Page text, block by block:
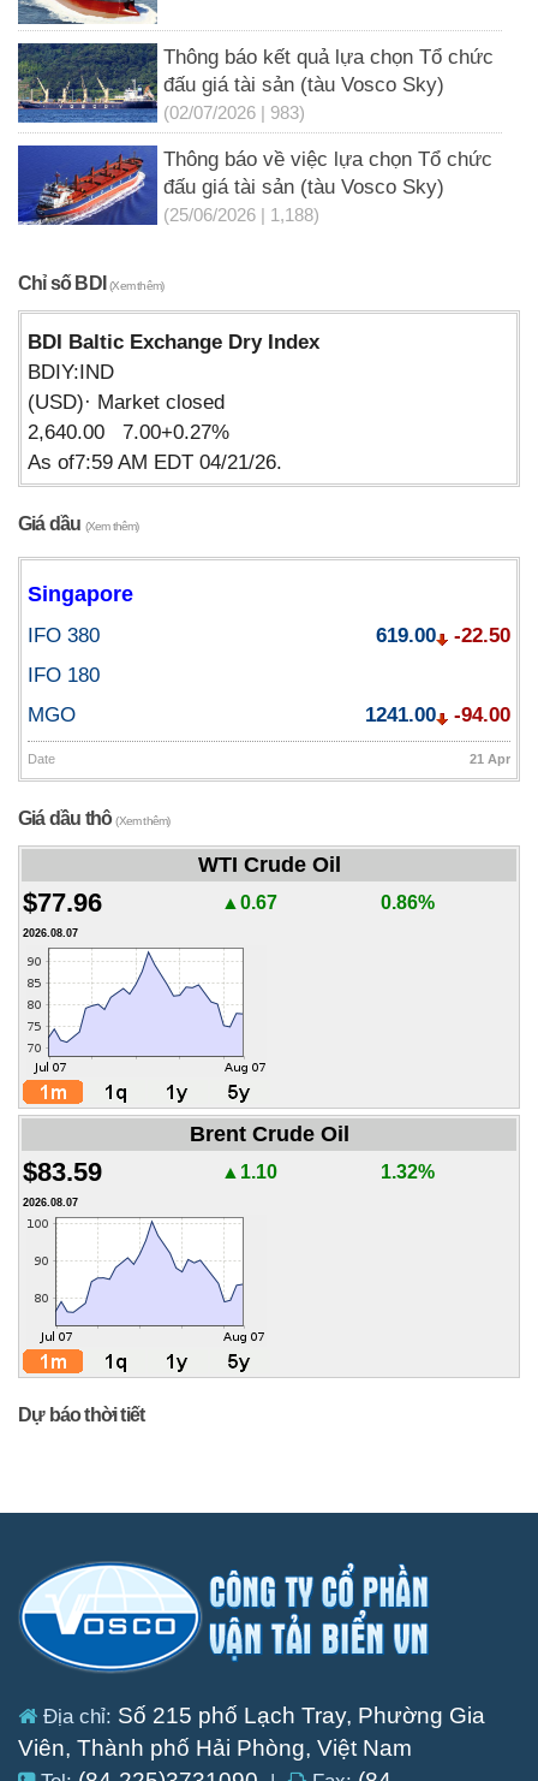
Thông báo kết quả lựa chọn Tổ chức
đấu giá tài sản (tàu Vosco Sky)
(02/07/2026 | 983)
Thông báo về việc lựa chọn Tổ chức
đấu giá tài sản (tàu Vosco Sky)
(25/06/2026 | 1,188)
Chỉ số BDI(Xem thêm)
BDI Baltic Exchange Dry Index
BDIY:IND
(USD)· Market closed
2,640.00 7.00+0.27%
As of7:59 AM EDT 04/21/26.
Giá dầu (Xem thêm)
Singapore
IFO 380 619.00
-22.50
IFO 180
MGO
1241.00 -94.00
Date 21 Apr
Giá dầu thô(Xem thêm)
WTI Crude Oil
$77.96 ▲0.67 0.86%
2026.08.07
Brent Crude Oil
$83.59 ▲1.10 1.32%
2026.08.07
Dự báo thời tiết
Địa chỉ: Số 215 phố Lạch Tray, Phường Gia
Viên, Thành phố Hải Phòng, Việt Nam